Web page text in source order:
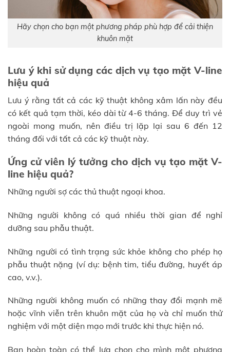
Hãy chọn cho bạn một phương pháp phù hợp để cải thiện
khuôn mặt
Lưu ý khi sử dụng các dịch vụ tạo mặt V-line
hiệu quả
Lưu ý rằng tất cả các kỹ thuật không xâm lấn này đều
có kết quả tạm thời, kéo dài từ 4-6 tháng. Để duy trì vẻ
ngoài mong muốn, nên điều trị lặp lại sau 6 đến 12
tháng đối với tất cả các kỹ thuật này.
Ứng cử viên lý tưởng cho dịch vụ tạo mặt V-
line hiệu quả?
Những người sợ các thủ thuật ngoại khoa.
Những người không có quá nhiều thời gian để nghỉ
dưỡng sau phẫu thuật.
Những người có tình trạng sức khỏe không cho phép họ
phẫu thuật nặng (ví dụ: bệnh tim, tiểu đường, huyết áp
cao, v.v.).
Những người không muốn có những thay đổi mạnh mẽ
hoặc vĩnh viễn trên khuôn mặt của họ và chỉ muốn thử
nghiệm với một diện mạo mới trước khi thực hiện nó.
Bạn hoàn toàn có thể lựa chọn cho mình một phương